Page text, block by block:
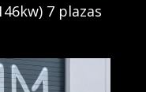
7 plazas